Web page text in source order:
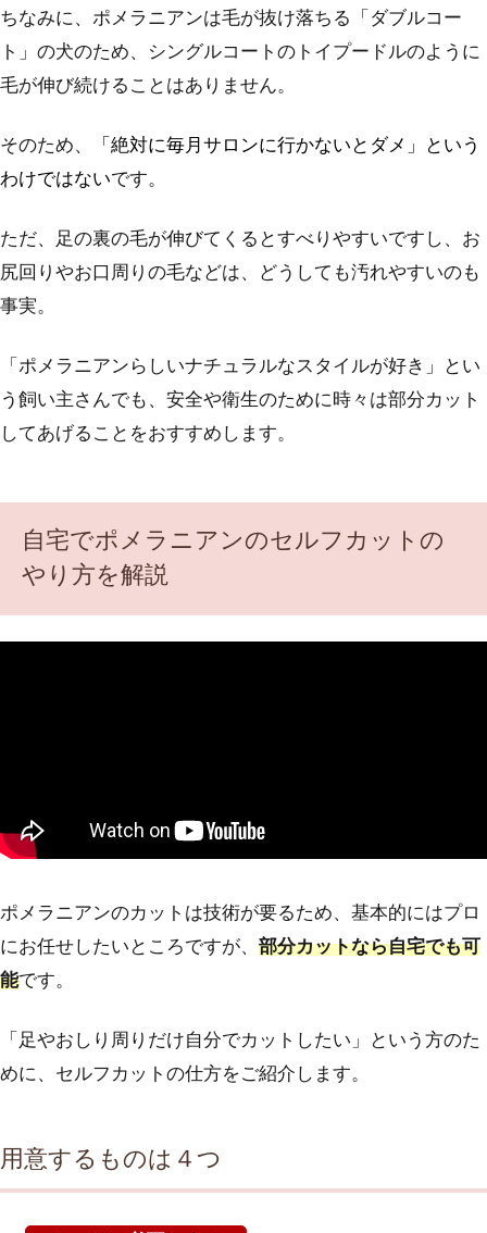
ちなみに、ポメラニアンは毛が抜け落ちる「ダブルコー
ト」の犬のため、シングルコートのトイプードルのように
毛が伸び続けることはありません。
そのため、
「絶対に毎月サロンに行かないとダメ」という
わけではないです。
ただ、足の裏の毛が伸びてくるとすべりやすいですし、お
尻回りやお口周りの毛などは、どうしても汚れやすいのも
事実。
「ポメラニアンらしいナチュラルなスタイルが好き」とい
う飼い主さんでも、安全や衛生のために時々は部分カット
してあげることをおすすめします。
自宅でポメラニアンのセルフカットの
やり方を解説
ポメラニアンのカットは技術が要るため、基本的にはプロ
にお任せしたいところですが、 部分カットなら自宅でも可
能です。
「足やおしり周りだけ自分でカットしたい」という方のた
めに、セルフカットの仕方をご紹介します。
用意するものは４つ